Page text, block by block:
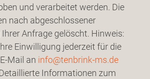
und verarbeitet werden. Die
nach abgeschlossener
Anfrage gelöscht. Hinweis:
Einwilligung jederzeit für die
Mail an info@tenbrink-ms.de
Informationen zum